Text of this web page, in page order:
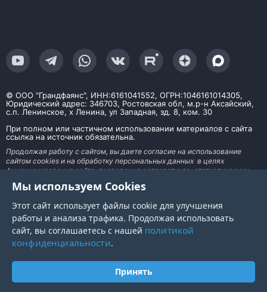
© ООО "Грандфаянс", ИНН:6161041552, ОГРН:1046161014305,
Юридический адрес: 346703, Ростовская обл, м.р-н Аксайский,
с.п. Ленинское, х Ленина, ул Западная, зд. 8, ком. 30
При полном или частичном использовании материалов с сайта
ссылка на источник обязательна.
Продолжая работу с сайтом, вы даете согласие на использование
сайтом cookies и на обработку персональных данных в целях
функционирования сайта, проведения ретаргетинга, статистических
исследований, улучшения сервиса и предоставления релевантной
рекламной информации на основе ваших предпочтений и интересов. На
Главная Меню Каталог Корзина Войти
Мы используем Cookies
Этот сайт использует файлы cookie для улучшения
работы и анализа трафика. Продолжая использовать
сайт, вы соглашаетесь с нашей политикой
конфиденциальности.
Принять